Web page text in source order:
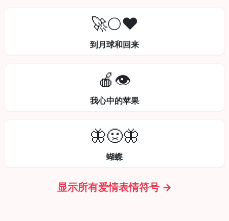
🚀🌕❤️
到月球和回来
🍎👁️
我心中的苹果
🦋🤢🦋
蝴蝶
显示所有爱情表情符号 →